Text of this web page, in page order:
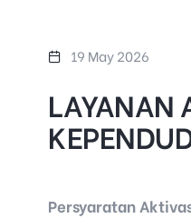
19 May 2026
LAYANAN
Persyaratan